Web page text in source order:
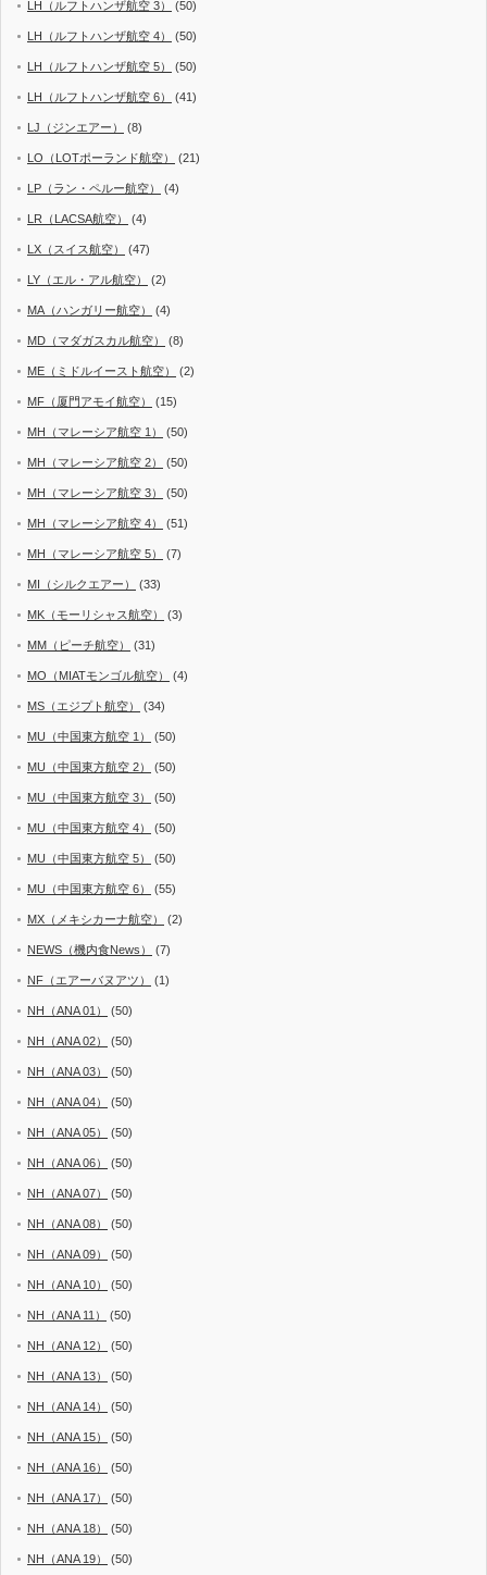
LH（ルフトハンザ航空 3） (50)
LH（ルフトハンザ航空 4） (50)
LH（ルフトハンザ航空 5） (50)
LH（ルフトハンザ航空 6） (41)
LJ（ジンエアー） (8)
LO（LOTポーランド航空） (21)
LP（ラン・ペルー航空） (4)
LR（LACSA航空） (4)
LX（スイス航空） (47)
LY（エル・アル航空） (2)
MA（ハンガリー航空） (4)
MD（マダガスカル航空） (8)
ME（ミドルイースト航空） (2)
MF（厦門アモイ航空） (15)
MH（マレーシア航空 1） (50)
MH（マレーシア航空 2） (50)
MH（マレーシア航空 3） (50)
MH（マレーシア航空 4） (51)
MH（マレーシア航空 5） (7)
MI（シルクエアー） (33)
MK（モーリシャス航空） (3)
MM（ピーチ航空） (31)
MO（MIATモンゴル航空） (4)
MS（エジプト航空） (34)
MU（中国東方航空 1） (50)
MU（中国東方航空 2） (50)
MU（中国東方航空 3） (50)
MU（中国東方航空 4） (50)
MU（中国東方航空 5） (50)
MU（中国東方航空 6） (55)
MX（メキシカーナ航空） (2)
NEWS（機内食News） (7)
NF（エアーバヌアツ） (1)
NH（ANA 01） (50)
NH（ANA 02） (50)
NH（ANA 03） (50)
NH（ANA 04） (50)
NH（ANA 05） (50)
NH（ANA 06） (50)
NH（ANA 07） (50)
NH（ANA 08） (50)
NH（ANA 09） (50)
NH（ANA 10） (50)
NH（ANA 11） (50)
NH（ANA 12） (50)
NH（ANA 13） (50)
NH（ANA 14） (50)
NH（ANA 15） (50)
NH（ANA 16） (50)
NH（ANA 17） (50)
NH（ANA 18） (50)
NH（ANA 19） (50)